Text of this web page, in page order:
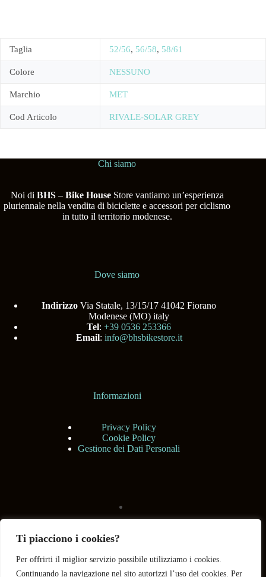
Ti piacciono i cookies?
Per offrirti il miglior servizio possibile utilizziamo i cookies.
Continuando la navigazione nel sito autorizzi l’uso dei cookies. Per
Taglia 52/56, 56/58, 58/61
Colore NESSUNO
Marchio MET
Cod Articolo RIVALE-SOLAR GREY
Chi siamo
Noi di BHS– Bike HouseStore vantiamo un’esperienza
pluriennale nella vendita di biciclette e accessori per ciclismo
in tutto il territorio modenese.
Dove siamo
Indirizzo Via Statale, 13/15/17 41042 Fiorano
Modenese (MO) italy
Tel:+39 0536 253366
Email: info@bhsbikestore.it
Informazioni
Privacy Policy
Cookie Policy
Gestione dei Dati Personali